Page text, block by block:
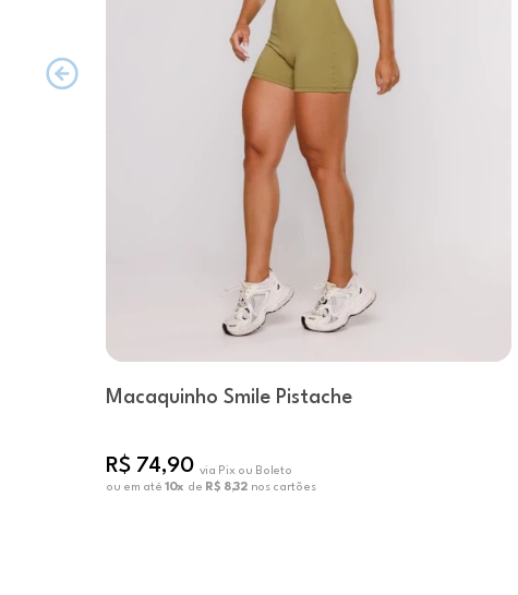
Macaquinho Smile Pistache
R$ 74,90 via Pix ou Boleto
ou em até 10x de R$ 8,32nos cartões